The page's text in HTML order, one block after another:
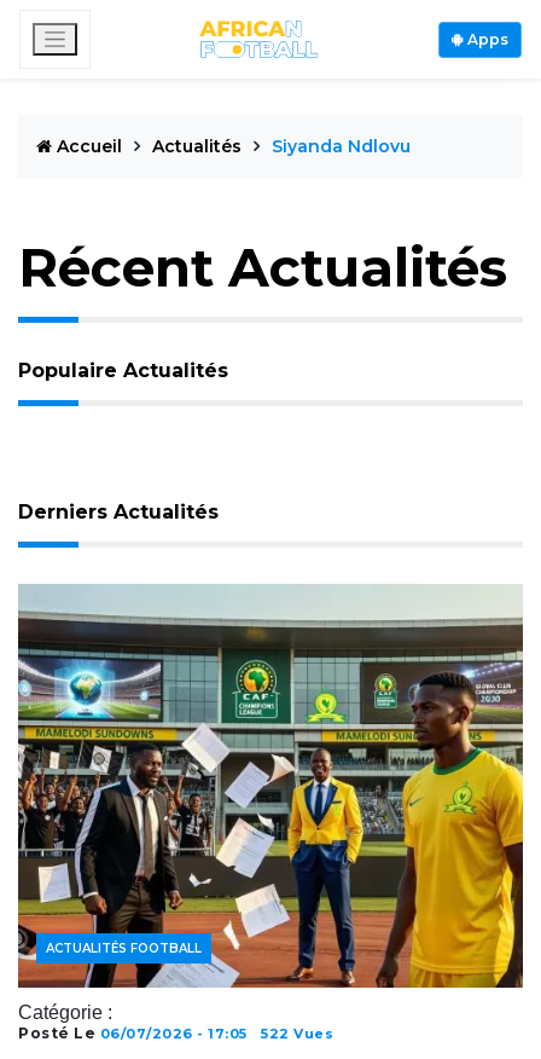
Apps
Accueil Actualités Siyanda Ndlovu
Récent Actualités
Populaire Actualités
Derniers Actualités
Catégorie :
ACTUALITÉS FOOTBALL
Posté Le 06/07/2026 - 17:05 522 Vues